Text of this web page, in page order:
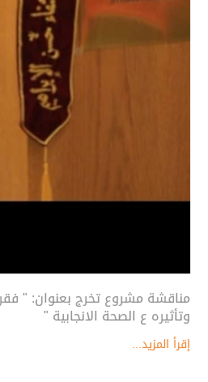
مناقشة مشروع تخرج بعنوان: " فقر
وتأثيره ع الصحة الانجابية "
إقرأ المزيد...